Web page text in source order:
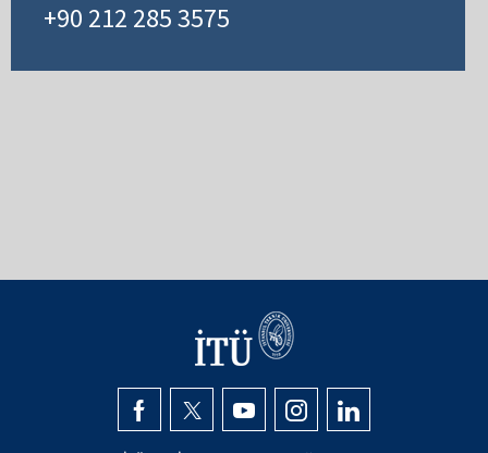
+90 212 285 3575